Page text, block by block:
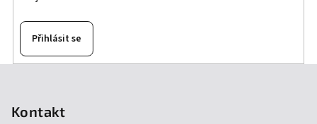
Přihlásit se
Kontakt